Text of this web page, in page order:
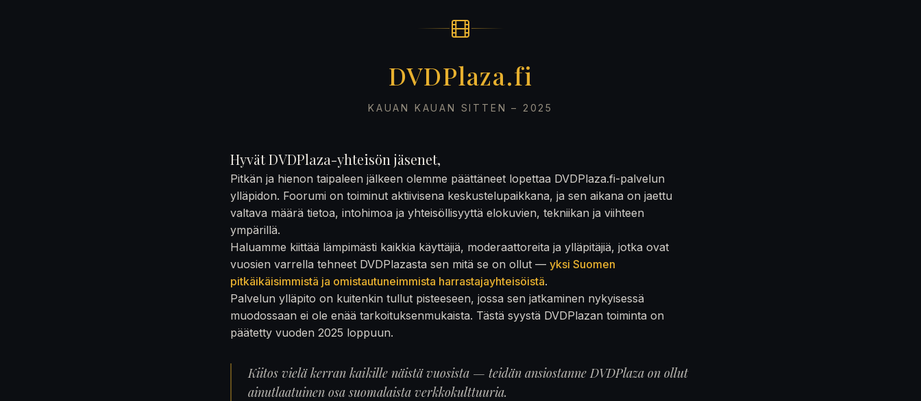
DVDPlaza.fi
KAUAN KAUAN SITTEN – 2025
Hyvät DVDPlaza-yhteisön jäsenet,
Pitkän ja hienon taipaleen jälkeen olemme päättäneet lopettaa DVDPlaza.fi-palvelun
ylläpidon. Foorumi on toiminut aktiivisena keskustelupaikkana, ja sen aikana on jaettu
valtava määrä tietoa, intohimoa ja yhteisöllisyyttä elokuvien, tekniikan ja viihteen
ympärillä.
Haluamme kiittää lämpimästi kaikkia käyttäjiä, moderaattoreita ja ylläpitäjiä, jotka ovat
vuosien varrella tehneet DVDPlazasta sen mitä se on ollut — yksi Suomen
pitkäikäisimmistä ja omistautuneimmista harrastajayhteisöistä.
Palvelun ylläpito on kuitenkin tullut pisteeseen, jossa sen jatkaminen nykyisessä
muodossaan ei ole enää tarkoituksenmukaista. Tästä syystä DVDPlazan toiminta on
päätetty vuoden 2025 loppuun.
Kiitos vielä kerran kaikille näistä vuosista — teidän ansiostanne DVDPlaza on ollut
ainutlaatuinen osa suomalaista verkkokulttuuria.